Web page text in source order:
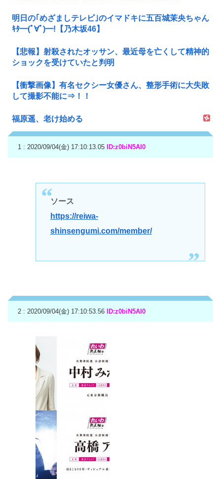
明日の｢めざましテレビ｣のイマドキに五百城茉央ちゃん
ｷﾀ━(ﾟ∀ﾟ)━!【乃木坂46】
【悲報】射殺されたオッサン、最近母を亡くして精神的
ショックを受けていたと判明
【衝撃画像】有名セクシー女優さん、整形手術に大失敗
して撮影不能に⇒！！
福原遥、老け始める
1 : 2020/09/04(金) 17:10:13.05 ID:z0biN5AI0
ソース
https://reiwa-
shinsengumi.com/member/
2 : 2020/09/04(金) 17:10:53.56 ID:z0biN5AI0